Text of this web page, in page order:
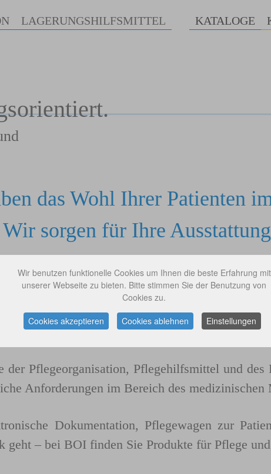
Wir benutzen funktionelle Cookies um Ihnen die beste Erfahrung mit
unserer Webseite zu bieten. Bitte stimmen Sie der Benutzung von
Cookies zu.
Cookies akzeptieren
Cookies ablehnen Einstellungen
LAGERUNGSHILFSMITTEL KATALOGE
das Wohl Ihrer Patienten
Wir sorgen für Ihre
Marke „BOI“ im Gesundheitssektor tätig und
und viele ambulante Dienste. Auch
Einkaufsgemeinschaften bieten wir unseren
die BOI GmbH von den Strukturen und
der Pflegeorganisation, Pflegehilfsmittel und
Anforderungen im Bereich des
Dokumentation, Pflegewagen zur
– bei BOI finden Sie Produkte für Pflege